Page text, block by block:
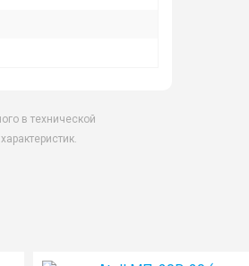
в технической